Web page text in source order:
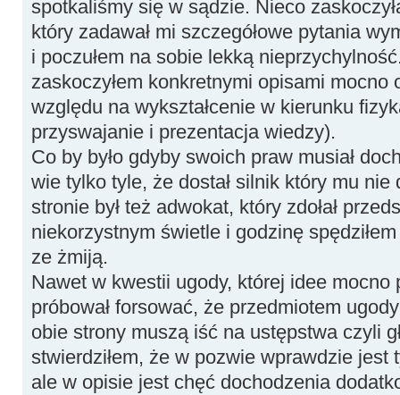
spotkaliśmy się w sądzie. Nieco
który zadawał mi szczegółowe pytania
i poczułem na sobie lekką
zaskoczyłem konkretnymi opisami
względu na wykształcenie w kierunku
przyswajanie i prezentacja wiedzy).
Co by było gdyby swoich praw musiał
wie tylko tyle, że dostał silnik który mu nie
stronie był też adwokat, który zdołał
niekorzystnym świetle i godzinę
ze żmiją.
Nawet w kwestii ugody, której idee mocno
próbował forsować, że przedmiotem
obie strony muszą iść na ustępstwa czyli
stwierdziłem, że w pozwie wprawdzie jest
ale w opisie jest chęć dochodzenia